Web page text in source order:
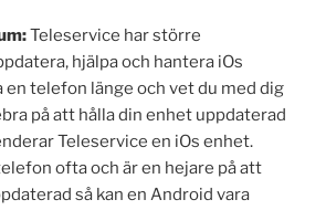
Teleservice har större
hjälpa och hantera iOs
en telefon länge och vet du med dig
på att hålla din enhet uppdaterad
Teleservice en iOs enhet.
ofta och är en hejare på att
så kan en Android vara